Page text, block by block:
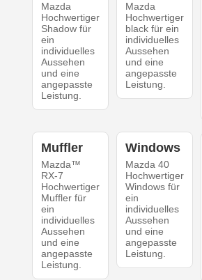
Mazda
Hochwertiger
Shadow für
ein
individuelles
Aussehen
und eine
angepasste
Leistung.
Mazda
Hochwertiger
black für ein
individuelles
Aussehen
und eine
angepasste
Leistung.
Muffler
Mazda™
RX-7
Hochwertiger
Muffler für
ein
individuelles
Aussehen
und eine
angepasste
Leistung.
Windows
Mazda 40
Hochwertiger
Windows für
ein
individuelles
Aussehen
und eine
angepasste
Leistung.